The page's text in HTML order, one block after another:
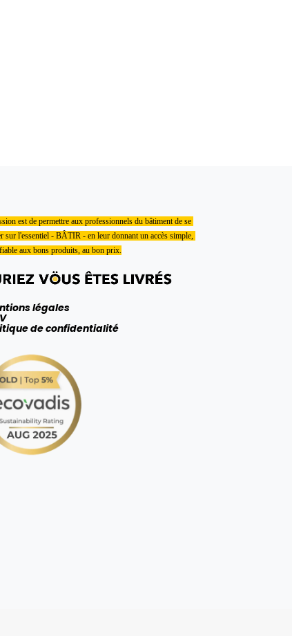
vos préférences pour contrôler la manière dont
est de permettre aux professionnels du bâtiment de se
sur l'essentiel - BÂTIR - en leur donnant un accès simple,
aux bons produits, au bon prix.
légales
de confidentialité